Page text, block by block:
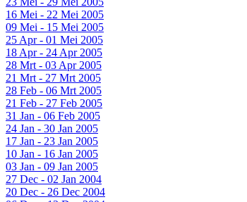
16 Mei - 22 Mei 2005
09 Mei - 15 Mei 2005
25 Apr - 01 Mei 2005
18 Apr - 24 Apr 2005
28 Mrt - 03 Apr 2005
21 Mrt - 27 Mrt 2005
28 Feb - 06 Mrt 2005
21 Feb - 27 Feb 2005
31 Jan - 06 Feb 2005
24 Jan - 30 Jan 2005
17 Jan - 23 Jan 2005
10 Jan - 16 Jan 2005
03 Jan - 09 Jan 2005
27 Dec - 02 Jan 2004
20 Dec - 26 Dec 2004